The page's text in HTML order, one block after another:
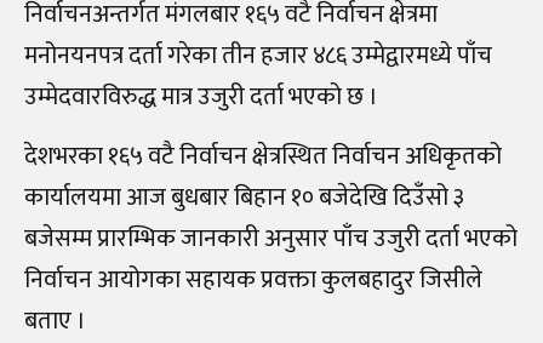
निर्वाचनअन्तर्गत मंगलबार १६५ वटै निर्वाचन क्षेत्रमा
मनोनयनपत्र दर्ता गरेका तीन हजार ४८६ उम्मेद्वारमध्ये पाँच
उम्मेदवारविरुद्ध मात्र उजुरी दर्ता भएको छ ।
देशभरका १६५ वटै निर्वाचन क्षेत्रस्थित निर्वाचन अधिकृतको
कार्यालयमा आज बुधबार बिहान १० बजेदेखि दिउँसो ३
बजेसम्म प्रारम्भिक जानकारी अनुसार पाँच उजुरी दर्ता भएको
निर्वाचन आयोगका सहायक प्रवक्ता कुलबहादुर जिसीले
बताए ।